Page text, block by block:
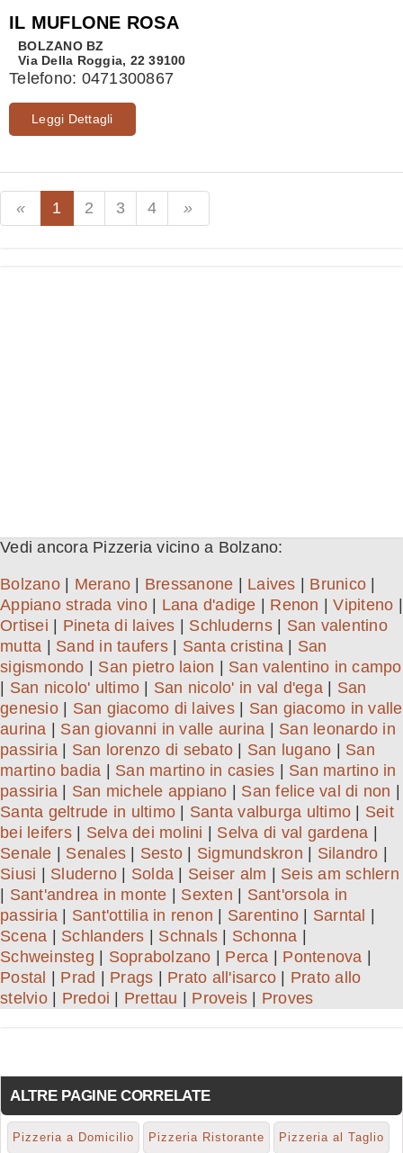
IL MUFLONE ROSA
BOLZANO BZ
Via Della Roggia, 22 39100
Telefono: 0471300867
Leggi Dettagli
1 2 3 4
Vedi ancora Pizzeria vicino a Bolzano:
Bolzano| Merano Bressanone Laives Brunico
Appiano strada vino| Lana d'adige Renon |Vipiteno
Ortisei
Pineta di laives Schluderns| San valentino
mutta
Sand in taufers| Santa cristina
San
sigismondo
San pietro laion
San valentino in campo
San nicolo' ultimo San nicolo' in val d'ega| San
genesio| San giacomo di laives| San giacomo in valle
aurina
San giovanni in valle aurina
San leonardo in
passiria
San lorenzo di sebato San lugano
San
martino badia
San martino in casies
San martino in
passiria
San michele appiano San felice val di non
Santa geltrude in ultimo
Santa valburga ultimo
Seit
bei leifers| Selva dei molini Selva di val gardena
Senale
Senales Sesto Sigmundskron Silandro
Siusi
Sluderno Solda Seiser alm
Seis am schlern
Sant'andrea in monte Sexten
Sant'orsola in
passiria
Sant'ottilia in renon Sarentino Sarntal
Scena
Schlanders Schnals Schonna
Schweinsteg
Soprabolzano Perca Pontenova
Postal
Prad Prags Prato all'isarco
Prato allo
stelvio| Predoi Prettau Proveis Proves
ALTRE PAGINE CORRELATE
Pizzeria a Domicilio Pizzeria Ristorante Pizzeria al Taglio